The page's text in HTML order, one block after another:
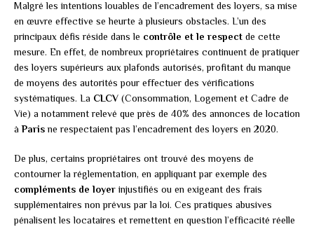
Malgré les intentions louables de l’encadrement des loyers, sa mise
en œuvre effective se heurte à plusieurs obstacles. L’un des
principaux défis réside dans le contrôle et le respect de cette
mesure. En effet, de nombreux propriétaires continuent de pratiquer
des loyers supérieurs aux plafonds autorisés, profitant du manque
de moyens des autorités pour effectuer des vérifications
systématiques. La CLCV (Consommation, Logement et Cadre de
Vie) a notamment relevé que près de 40% des annonces de location
àParisne respectaient pas l’encadrement des loyers en 2020.
De plus, certains propriétaires ont trouvé des moyens de
contourner la réglementation, en appliquant par exemple des
compléments de loyer injustifiés ou en exigeant des frais
supplémentaires non prévus par la loi. Ces pratiques abusives
pénalisent les locataires et remettent en question l’efficacité réelle